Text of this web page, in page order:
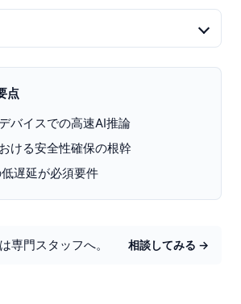
点
バイスでの高速AI推論
ける安全性確保の根幹
遅延が必須要件
専門スタッフへ。 相談してみる →